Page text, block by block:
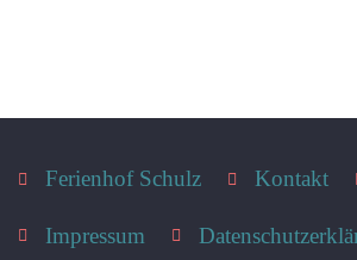
Ferienhof Schulz Kontakt
Impressum